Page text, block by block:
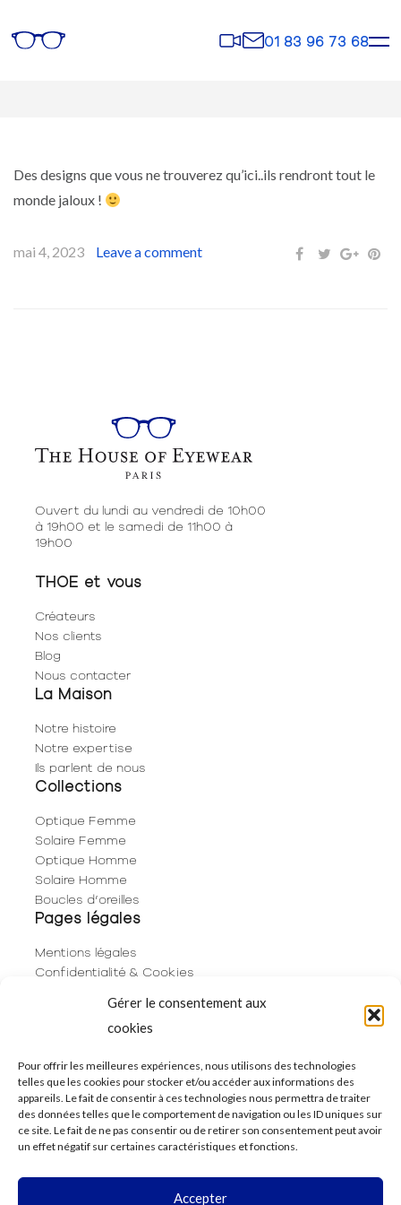
Gérer le consentement aux
cookies
Pour offrir les meilleures expériences, nous utilisons des technologies
telles que les cookies pour stocker et/ou accéder aux informations des
appareils. Le fait de consentir à ces technologies nous permettra de traiter
des données telles que le comportement de navigation ou les ID uniques sur
ce site. Le fait de ne pas consentir ou de retirer son consentement peut avoir
un effet négatif sur certaines caractéristiques et fonctions.
Accepter
Rendez-
vous
Contact
01 83 96 73 68
Des designs que vous ne trouverez qu’ici..ils rendront tout le
monde jaloux !
mai 4, 2023 Leave a comment
Ouvert du lundi au vendredi de 10h00
à 19h00 et le samedi de 11h00 à
19h00
THOE et vous
Créateurs
Nos clients
Blog
Nous contacter
La Maison
Notre histoire
Notre expertise
Ils parlent de nous
Collections
Optique Femme
Solaire Femme
Optique Homme
Solaire Homme
Boucles d’oreilles
Pages légales
Mentions légales
Confidentialité & Cookies
Politique de cookies (UE)
06 29 53 66 63
01 83 96 73 68
250 Rue de Rivoli
75001 Paris